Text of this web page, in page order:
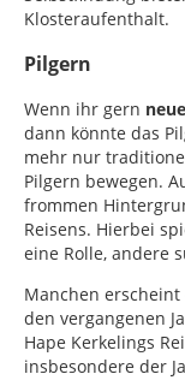
Klosteraufenthalt.
Pilgern
Wenn ihr gern
dann könnte das
mehr nur
Pilgern bewegen.
frommen
Reisens. Hierbei
eine Rolle, andere
Manchen
den vergangenen
Hape Kerkelings
insbesondere der